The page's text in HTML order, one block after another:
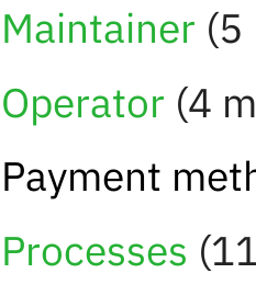
Maintainer
Operator (4
Payment
Processes